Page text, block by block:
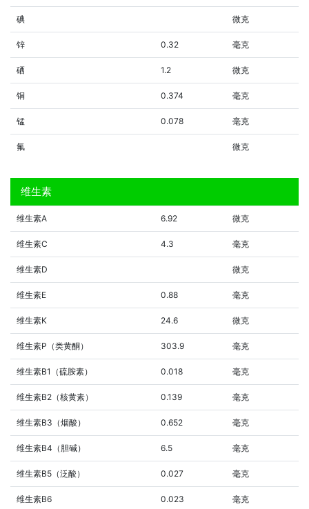
碘 微克
锌 0.32 毫克
硒 1.2 微克
铜 0.374 毫克
锰 0.078 毫克
氟 微克
维生素
维生素A 6.92 微克
维生素C 4.3 毫克
维生素D 微克
维生素E 0.88 毫克
维生素K 24.6 微克
维生素P（类黄酮） 303.9 毫克
维生素B1（硫胺素） 0.018 毫克
维生素B2（核黄素） 0.139 毫克
维生素B3（烟酸） 0.652 毫克
维生素B4（胆碱） 6.5 毫克
维生素B5（泛酸） 0.027 毫克
维生素B6 0.023 毫克